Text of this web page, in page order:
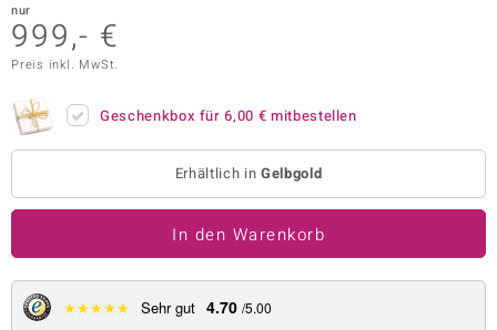
BY DE MELO
nur
999,- €
Preis inkl. MwSt.
Geschenkbox für6,00 € mitbestellen
Erhältlich in Gelbgold
In den Warenkorb
★★★★★ Sehr gut 4.70 /5.00